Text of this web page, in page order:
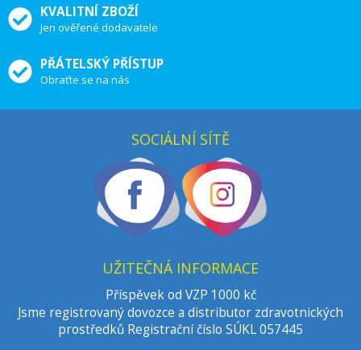
KVALITNÍ ZBOŽÍ
Jen ověřené dodavatele
PŘÁTELSKÝ PŘÍSTUP
Obraťte se na nás
SOCIÁLNÍ SÍTĚ
UŽITEČNÁ INFORMACE
Příspěvek od VZP 1000 kč
Jsme registrovaný dovozce a distributor zdravotnických
prostředků Registrační číslo SÚKL 057445